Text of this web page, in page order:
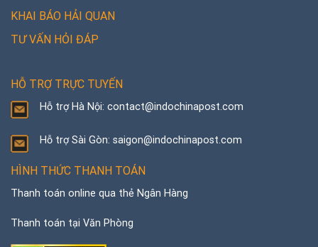
KHAI BÁO HẢI QUAN
TƯ VẤN HỎI ĐÁP
HỖ TRỢ TRỰC TUYẾN
Hỗ trợ Hà Nội: contact@indochinapost.com
Hỗ trợ Sài Gòn: saigon@indochinapost.com
HÌNH THỨC THANH TOÁN
Thanh toán online qua thẻ Ngân Hàng
Thanh toán tại Văn Phòng